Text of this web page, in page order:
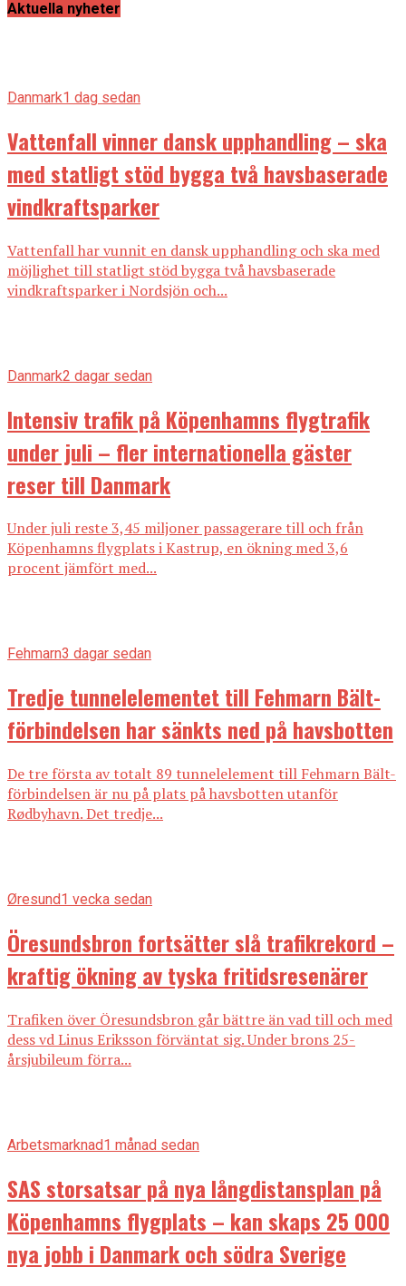
Aktuella nyheter
Danmark1 dag sedan
Vattenfall vinner dansk upphandling – ska
med statligt stöd bygga två havsbaserade
vindkraftsparker
Vattenfall har vunnit en dansk upphandling och ska med
möjlighet till statligt stöd bygga två havsbaserade
vindkraftsparker i Nordsjön och...
Danmark2 dagar sedan
Intensiv trafik på Köpenhamns flygtrafik
under juli – fler internationella gäster
reser till Danmark
Under juli reste 3,45 miljoner passagerare till och från
Köpenhamns flygplats i Kastrup, en ökning med 3,6
procent jämfört med...
Fehmarn3 dagar sedan
Tredje tunnelelementet till Fehmarn Bält-
förbindelsen har sänkts ned på havsbotten
De tre första av totalt 89 tunnelelement till Fehmarn Bält-
förbindelsen är nu på plats på havsbotten utanför
Rødbyhavn. Det tredje...
Øresund1 vecka sedan
Öresundsbron fortsätter slå trafikrekord –
kraftig ökning av tyska fritidsresenärer
Trafiken över Öresundsbron går bättre än vad till och med
dess vd Linus Eriksson förväntat sig. Under brons 25-
årsjubileum förra...
Arbetsmarknad1 månad sedan
SAS storsatsar på nya långdistansplan på
Köpenhamns flygplats – kan skaps 25 000
nya jobb i Danmark och södra Sverige